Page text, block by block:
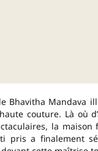
Bhavitha Mandava
couture. Là où
la maison
pris a finalement